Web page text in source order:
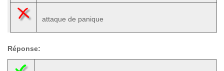
attaque de panique
Réponse: